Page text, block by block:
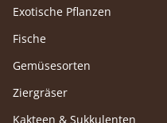
Exotische Pflanzen
Fische
Gemüsesorten
Ziergräser
Kakteen & Sukkulenten